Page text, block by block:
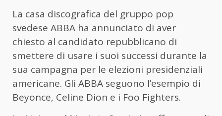
La casa discografica del gruppo pop
svedese ABBA ha annunciato di aver
chiesto al candidato repubblicano di
smettere di usare i suoi successi durante la
sua campagna per le elezioni presidenziali
americane. Gli ABBA seguono l’esempio di
Beyonce, Celine Dion e i Foo Fighters.